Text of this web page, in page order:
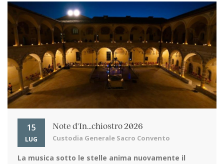
15
LUG
Note d'In...chiostro 2026
Custodia Generale Sacro Convento
La musica sotto le stelle anima nuovamente il